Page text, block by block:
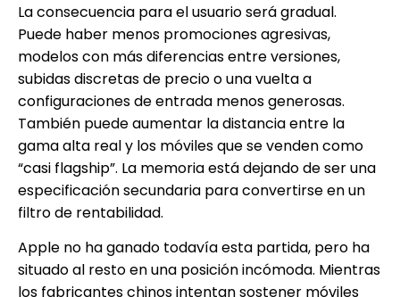
La consecuencia para el usuario será gradual.
Puede haber menos promociones agresivas,
modelos con más diferencias entre versiones,
subidas discretas de precio o una vuelta a
configuraciones de entrada menos generosas.
También puede aumentar la distancia entre la
gama alta real y los móviles que se venden como
“casi flagship”. La memoria está dejando de ser una
especificación secundaria para convertirse en un
filtro de rentabilidad.
Apple no ha ganado todavía esta partida, pero ha
situado al resto en una posición incómoda. Mientras
los fabricantes chinos intentan sostener móviles